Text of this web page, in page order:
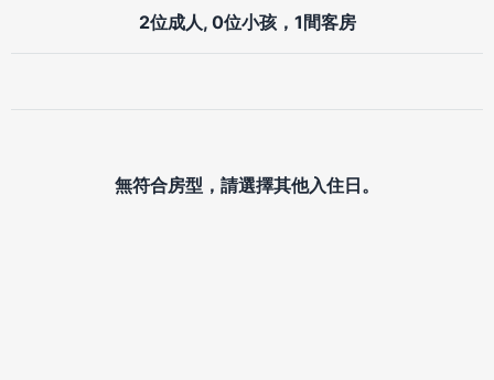
2位成人, 0位小孩，1間客房
無符合房型，請選擇其他入住日。